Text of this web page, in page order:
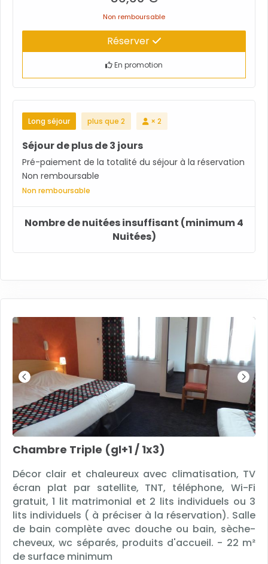
Non remboursable
Réserver
En promotion
Long séjour plus que 2 × 2
Séjour de plus de 3 jours
Pré-paiement de la totalité du séjour à la réservation
Non remboursable
Non remboursable
Nombre de nuitées insuffisant (minimum 4
Nuitées)
Chambre Triple (gl+1 / 1x3)
Décor clair et chaleureux avec climatisation, TV
écran plat par satellite, TNT, téléphone, Wi-Fi
gratuit, 1 lit matrimonial et 2 lits individuels ou 3
lits individuels ( à préciser à la réservation). Salle
de bain complète avec douche ou bain, sèche-
cheveux, wc séparés, produits d'accueil. - 22 m²
de surface minimum